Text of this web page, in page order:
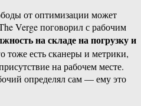
от оптимизации может
Verge поговорил с рабочим
на складе на погрузку и
тоже есть сканеры и метрики,
на рабочем месте.
определял сам — ему это